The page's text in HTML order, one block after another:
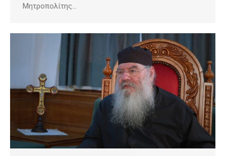
Μητροπολίτης…